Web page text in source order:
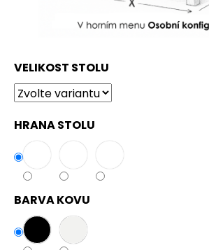
VELIKOST STOLU
HRANA STOLU
BARVA KOVU